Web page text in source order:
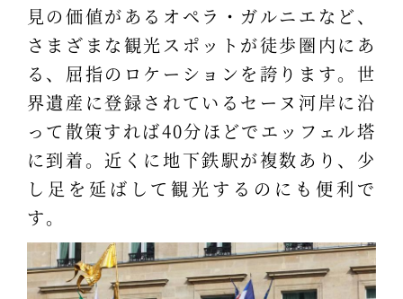
見の価値があるオペラ・ガルニエなど、
さまざまな観光スポットが徒歩圏内にあ
る、屈指のロケーションを誇ります。世
界遺産に登録されているセーヌ河岸に沿
って散策すれば40分ほどでエッフェル塔
に到着。近くに地下鉄駅が複数あり、少
し足を延ばして観光するのにも便利で
す。